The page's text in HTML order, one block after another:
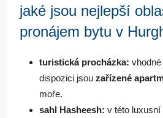
jaké jsou nejlepší
pronájem bytu v
turistická procházka:
dispozici jsou zařízené
moře.
sahl Hasheesh: v této